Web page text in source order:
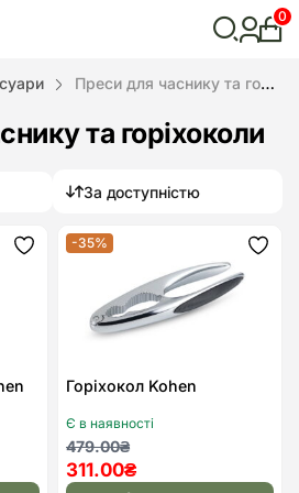
пошук
0
Преси для часнику та горіхоколи
та горіхоколи
За доступністю
Додати-35%
Горіхокол Kohen
Є в наявності
479.00₴
Оригінальна
ціна:
311.00₴
Поточна
ціна: